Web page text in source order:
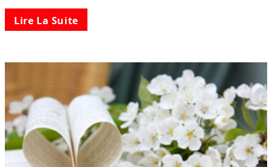
Lire La Suite